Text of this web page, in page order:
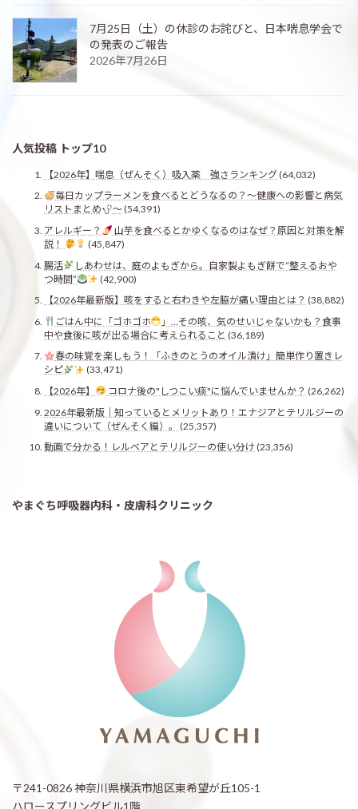
7月25日（土）の休診のお詫びと、日本喘息学会で
の発表のご報告
2026年7月26日
人気投稿 トップ10
【2026年】喘息（ぜんそく）吸入薬 強さランキング(64,032)
毎日カップラーメンを食べるとどうなるの？〜健康への影響と病気
リストまとめ
〜(54,391)
アレルギー？
山芋を食べるとかゆくなるのはなぜ？原因と対策を解
説！
(45,847)
腸活
しあわせは、庭のよもぎから。自家製よもぎ餅で“整えるおや
つ時間”
(42,900)
【2026年最新版】咳をすると右わきや左脇が痛い理由とは？ (38,882)
ごはん中に「ゴホゴホ
」…その咳、気のせいじゃないかも？食事
中や食後に咳が出る場合に考えられること (36,189)
春の味覚を楽しもう！「ふきのとうのオイル漬け」簡単作り置きレ
シピ
(33,471)
【2026年】
コロナ後の"しつこい痰"に悩んでいませんか？ (26,262)
2026年最新版｜知っているとメリットあり！エナジアとテリルジーの
違いについて（ぜんそく編）。
(25,357)
動画で分かる！レルベアとテリルジーの使い分け (23,356)
やまぐち呼吸器内科・皮膚科クリニック
〒241-0826 神奈川県横浜市旭区東希望が丘105-1